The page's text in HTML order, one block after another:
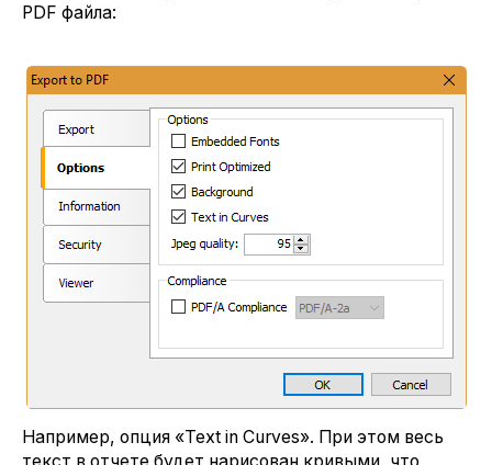
PDF файла:
Например, опция «Text in Curves». При этом весь